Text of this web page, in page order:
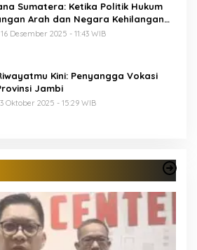
Sumatera: Ketika Politik Hukum
Arah dan Negara Kehilangan
Desember 2025 - 11:43 WIB
Kini: Penyangga Vokasi
Jambi
Oktober 2025 - 15:29 WIB